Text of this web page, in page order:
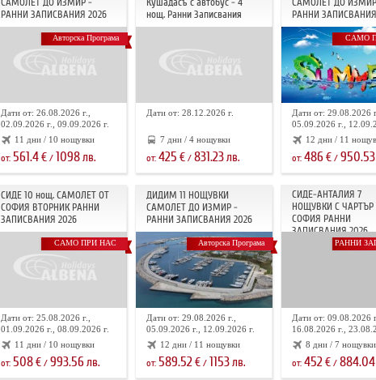
РАННИ ЗАПИСВАНИЯ 2026
Авторска Програма
Дати от: 26.08.2026 г.,
02.09.2026 г., 09.09.2026 г.
11 дни / 10 нощувки
от: 561.4€/ 1098лв.
нощ. Ранни Записвания
Дати от: 28.12.2026 г.
7 дни / 4 нощувки
от: 425 €/ 831.23лв.
РАННИ
САМО
Дати от: 29.08.2026
05.09.2026 г.,
12 дни / 11
от: 486€/ 950.53
СИДЕ 10 нощ. САМОЛЕТ ОТ
СОФИЯ ВТОРНИК РАННИ
ЗАПИСВАНИЯ 2026
САМО ПРИ НАС
Дати от: 25.08.2026 г.,
01.09.2026 г., 08.09.2026 г.
11 дни / 10 нощувки
от: 508€/ 993.56лв.
ДИДИМ 11 НОЩУВКИ
САМОЛЕТ ДО ИЗМИР -
РАННИ ЗАПИСВАНИЯ 2026
Авторска Програма
Дати от: 29.08.2026 г.,
05.09.2026 г., 12.09.2026 г.
12 дни / 11 нощувки
от: 589.52€/ 1153лв.
СИДЕ-АНТАЛИЯ 7
НОЩУВКИ С ЧАРТЪР
СОФИЯ РАННИ
ЗАПИСВАНИЯ 2026
РАННИ
Дати от: 09.08.2026
16.08.2026 г.,
8 дни / 7 нощувки
от: 452€/ 884.04